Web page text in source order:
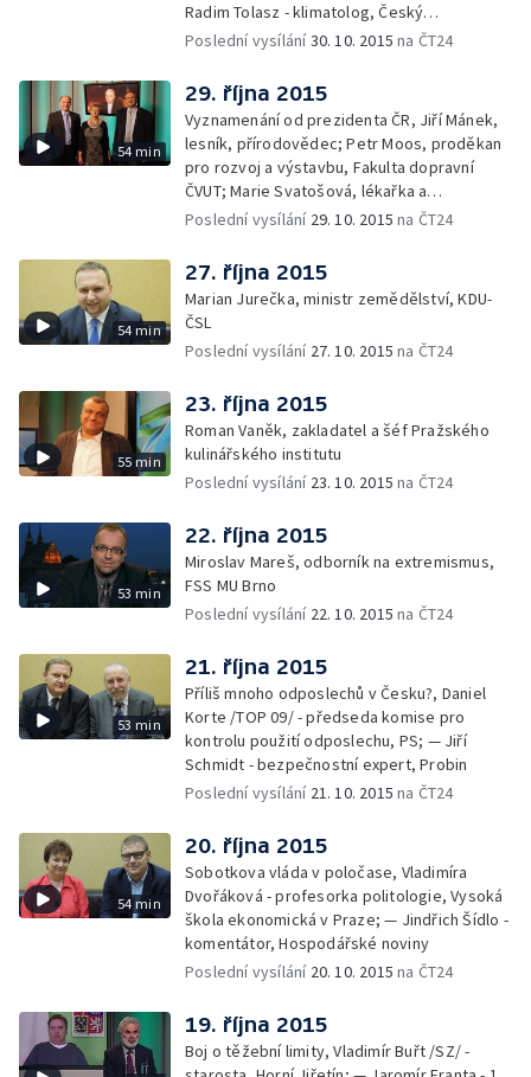
Radim Tolasz - klimatolog, Český
hydrometeorologický ústav
Poslední vysílání30. 10. 2015 na ČT24
54 min
29. října 2015
Vyznamenání od prezidenta ČR, Jiří Mánek,
lesník, přírodovědec; Petr Moos, proděkan
pro rozvoj a výstavbu, Fakulta dopravní
ČVUT; Marie Svatošová, lékařka a
zakladatelka Českého hospicového hnutí;
Poslední vysílání 29. 10. 2015 na ČT24
54 min
27. října 2015
Marian Jurečka, ministr zemědělství, KDU-
ČSL
Poslední vysílání 27. 10. 2015 na ČT24
55 min
23. října 2015
Roman Vaněk, zakladatel a šéf Pražského
kulinářského institutu
Poslední vysílání 23. 10. 2015 na ČT24
53 min
22. října 2015
Miroslav Mareš, odborník na extremismus,
FSS MU Brno
Poslední vysílání 22. 10. 2015 na ČT24
53 min
21. října 2015
Příliš mnoho odposlechů v Česku?, Daniel
Korte /TOP 09/ - předseda komise pro
kontrolu použití odposlechu, PS; — Jiří
Schmidt - bezpečnostní expert, Probin
Poslední vysílání 21. 10. 2015 na ČT24
54 min
20. října 2015
Sobotkova vláda v poločase, Vladimíra
Dvořáková - profesorka politologie, Vysoká
škola ekonomická v Praze; — Jindřich Šídlo -
komentátor, Hospodářské noviny
Poslední vysílání 20. 10. 2015 na ČT24
19. října 2015
Boj o těžební limity, Vladimír Buřt /SZ/ -